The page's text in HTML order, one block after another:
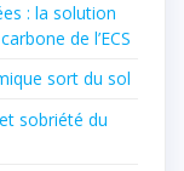
: la solution
de l’ECS
sort du sol
sobriété du